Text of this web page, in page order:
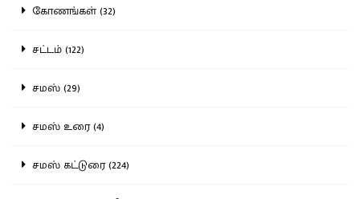
கோணங்கள் (32)
சட்டம் (122)
சமஸ் (29)
சமஸ் உரை (4)
சமஸ் கட்டுரை (224)